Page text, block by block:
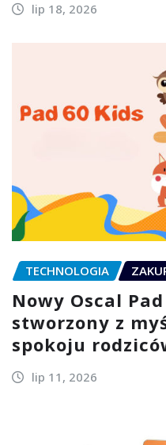
lip 18, 2026
TECHNOLOGIA
Nowy Oscal
stworzony z
spokoju
lip 11, 2026